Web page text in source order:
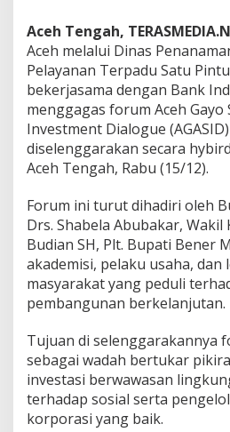
u
m
A
c
e
G
a
y
o
s
t
a
i
n
a
b
e
n
v
e
s
Aceh Tengah,
Aceh melalui Dinas
Pelayanan Terpadu Satu
bekerjasama dengan Bank
menggagas forum Aceh Gayo
Investment Dialogue
diselenggarakan secara
Aceh Tengah, Rabu (15/12).
Forum ini turut dihadiri oleh
Drs. Shabela Abubakar, Wakil
Budian SH, Plt. Bupati Bener
akademisi, pelaku usaha, dan
masyarakat yang peduli
pembangunan berkelanjutan.
Tujuan di selenggarakannya
sebagai wadah bertukar
investasi berwawasan
terhadap sosial serta
korporasi yang baik.